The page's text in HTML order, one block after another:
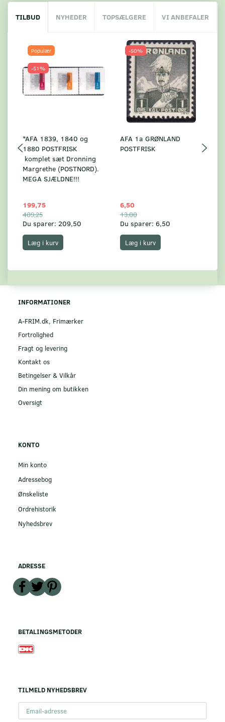
TILBUD NYHEDER TOPSÆLGERE VI ANBEFALER
Populær
-51%
*AFA 1839, 1840 og
1880 POSTFRISK
komplet sæt Dronning
Margrethe (POSTNORD).
MEGA SJÆLDNE!!!
199,75
409,25
Du sparer: 209,50
Læg i kurv
-50%
AFA 1a GRØNLAND
POSTFRISK
6,50
13,00
Du sparer: 6,50
Læg i kurv
INFORMATIONER
A-FRIM.dk, Frimærker
Fortrolighed
Fragt og levering
Kontakt os
Betingelser & Vilkår
Din mening om butikken
Oversigt
KONTO
Min konto
Adressebog
Ønskeliste
Ordrehistorik
Nyhedsbrev
ADRESSE
BETALINGSMETODER
TILMELD NYHEDSBREV
adresse